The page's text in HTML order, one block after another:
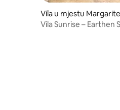
Vila u mjestu
Vila Sunrise – Earthen